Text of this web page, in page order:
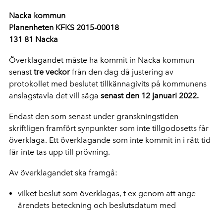
Nacka kommun
Planenheten KFKS 2015-00018
131 81 Nacka
Överklagandet måste ha kommit in Nacka kommun
senast tre veckorfrån den dag då justering av
protokollet med beslutet tillkännagivits på kommunens
anslagstavla det vill säga senast den 12 januari 2022.
Endast den som senast under granskningstiden
skriftligen framfört synpunkter som inte tillgodosetts får
överklaga. Ett överklagande som inte kommit in i rätt tid
får inte tas upp till prövning.
Av överklagandet ska framgå:
vilket beslut som överklagas, t ex genom att ange
ärendets beteckning och beslutsdatum med